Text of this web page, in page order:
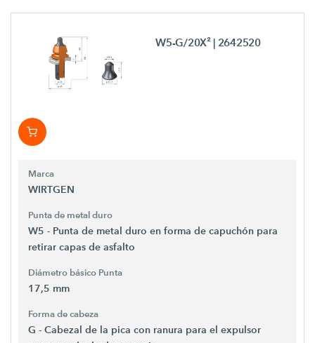
W5-G/20X² | 2642520
Marca
WIRTGEN
Punta de metal duro
W5 - Punta de metal duro en forma de capuchón para
retirar capas de asfalto
Diámetro básico Punta
17,5 mm
Forma de cabeza
G - Cabezal de la pica con ranura para el expulsor